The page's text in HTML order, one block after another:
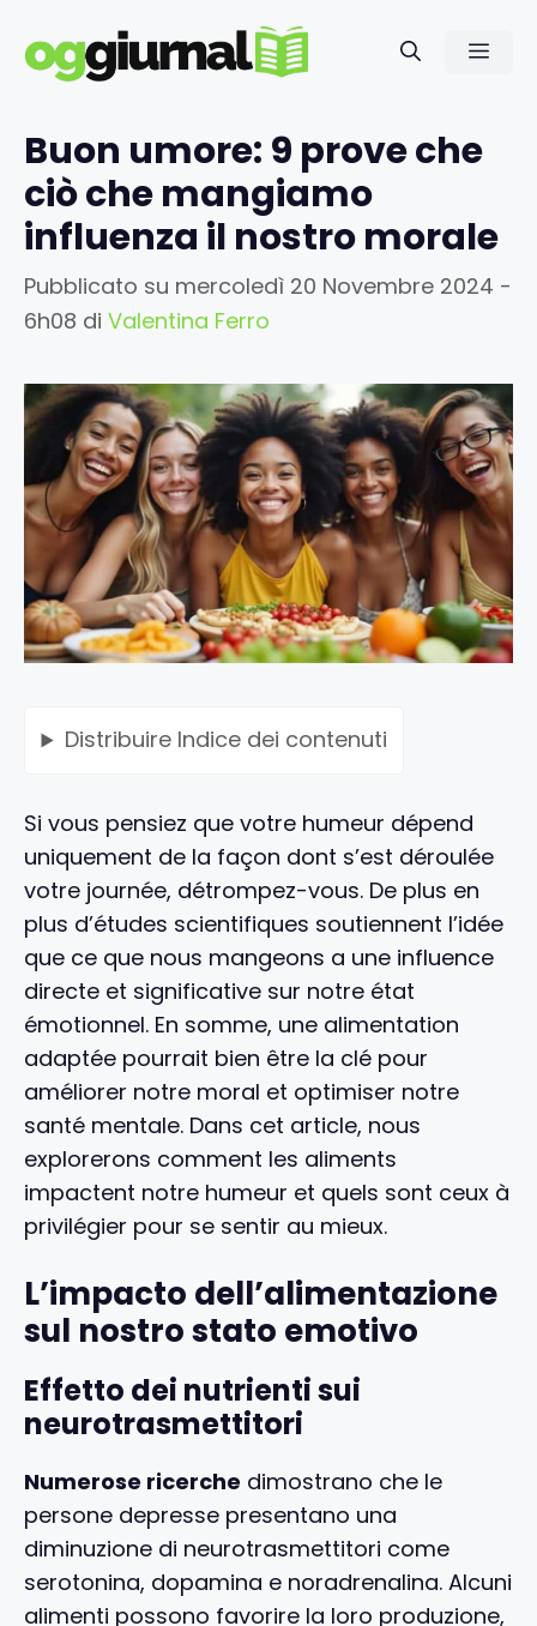
contenuto
Buon umore: 9 prove che
ciò che mangiamo
influenza il nostro morale
Pubblicato su mercoledì 20 Novembre 2024 -
6h08 di Valentina Ferro
Distribuire Indice dei contenuti
Si vous pensiez que votre humeur dépend
uniquement de la façon dont s’est déroulée
votre journée, détrompez-vous. De plus en
plus d’études scientifiques soutiennent l’idée
que ce que nous mangeons a une influence
directe et significative sur notre état
émotionnel. En somme, une alimentation
adaptée pourrait bien être la clé pour
améliorer notre moral et optimiser notre
santé mentale. Dans cet article, nous
explorerons comment les aliments
impactent notre humeur et quels sont ceux à
privilégier pour se sentir au mieux.
L’impacto dell’alimentazione
sul nostro stato emotivo
Effetto dei nutrienti sui
neurotrasmettitori
Numerose ricerche dimostrano che le
persone depresse presentano una
diminuzione di neurotrasmettitori come
serotonina, dopamina e noradrenalina. Alcuni
alimenti possono favorire la loro produzione,